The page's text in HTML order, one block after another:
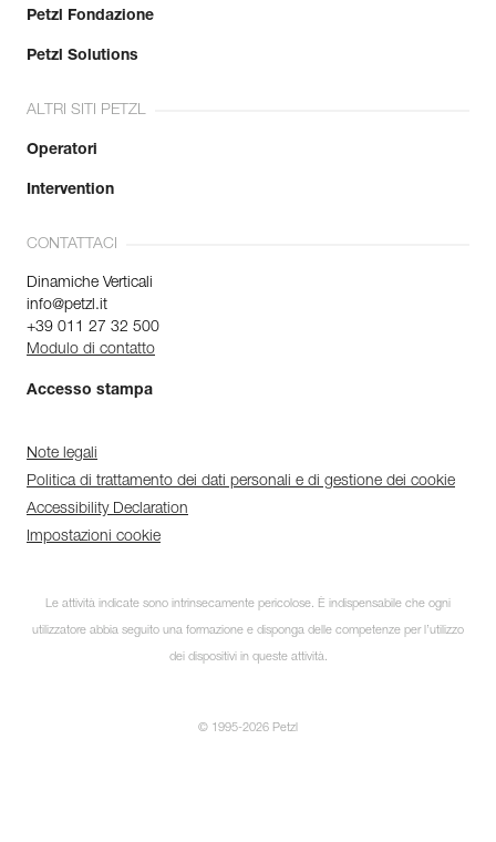
Petzl Fondazione
Petzl Solutions
ALTRI SITI PETZL
Operatori
Intervention
CONTATTACI
Dinamiche Verticali
info@petzl.it
+39 011 27 32 500
Modulo di contatto
Accesso stampa
Note legali
Politica di trattamento dei dati personali e di gestione dei cookie
Accessibility Declaration
Impostazioni cookie
Le attività indicate sono intrinsecamente pericolose. È indispensabile che ogni
utilizzatore abbia seguito una formazione e disponga delle competenze per l’utilizzo
dei dispositivi in queste attività.
© 1995-2026 Petzl